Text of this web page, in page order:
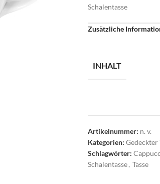
Schalentasse
Zusätzliche
INHALT
Artikelnummer: n. v.
Kategorien: Gedeckter
Schlagwörter:
Schalentasse, Tasse